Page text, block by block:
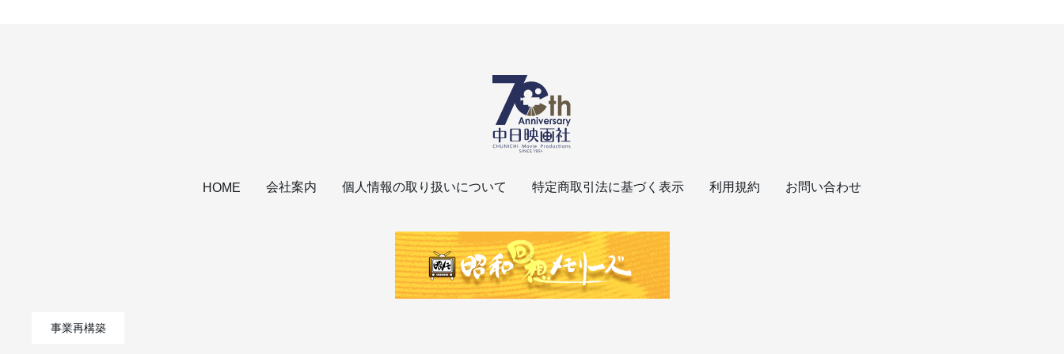
HOME 会社案内 個人情報の取り扱いについて 特定商取引法に基づく表示 利用規約 お問い合わせ
事業再構築